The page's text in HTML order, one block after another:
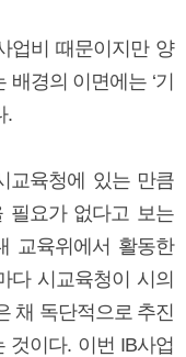
업비 때문이지만 양
경의 이면에는 ‘기
.
교육청에 있는 만큼
필요가 없다고 보는
교육위에서 활동한
다 시교육청이 시의
채 독단적으로 추진
것이다. 이번 IB사업